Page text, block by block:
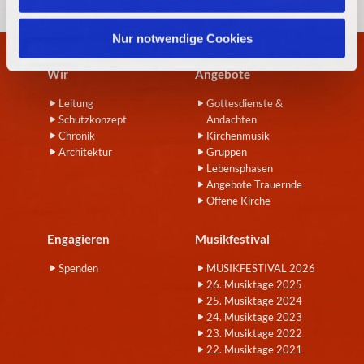
l
Nur notwendige Cookies
Wir
Leitung
Schutzkonzept
Chronik
Architektur
Angebote
Gottesdienste &
Andachten
Kirchenmusik
Gruppen
Lebensphasen
Angebote Trauernde
Offene Kirche
Engagieren
Spenden
Musikfestival
MUSIKFESTIVAL 2026
26. Musiktage 2025
25. Musiktage 2024
24. Musiktage 2023
23. Musiktage 2022
22. Musiktage 2021